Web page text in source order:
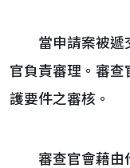
當申請案被遞交
官負責審理。審查
護要件之審核。
審查官會藉由